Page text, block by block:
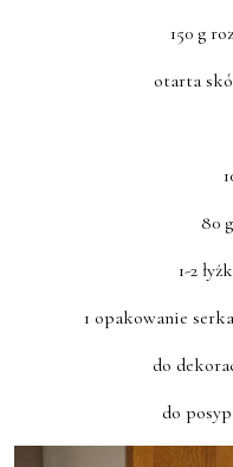
150 g
otarta
80
1-2
1 opakowanie
do
do